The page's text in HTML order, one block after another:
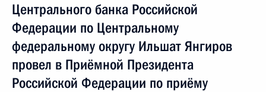
Центрального банка Российской
Федерации по Центральному
федеральному округу Ильшат Янгиров
провел в Приёмной Президента
Российской Федерации по приёму